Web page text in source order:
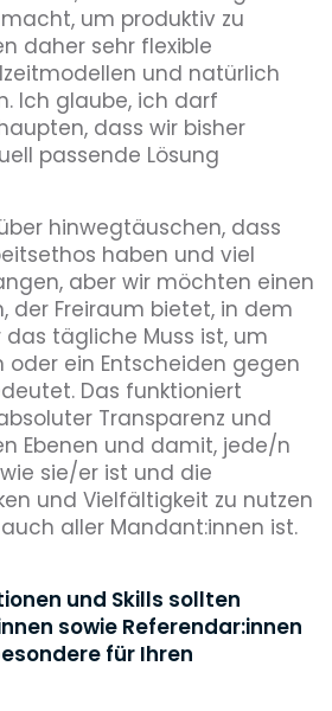
um produktiv zu
daher sehr flexible
und natürlich
Ich glaube, ich darf
dass wir bisher
passende Lösung
hinwegtäuschen, dass
haben und viel
aber wir möchten einen
der Freiraum bietet, in dem
tägliche Muss ist, um
oder ein Entscheiden gegen
Das funktioniert
Transparenz und
Ebenen und damit, jede/n
sie/er ist und die
und Vielfältigkeit zu nutzen
aller Mandant:innen ist.
und Skills sollten
sowie Referendar:innen
für Ihren